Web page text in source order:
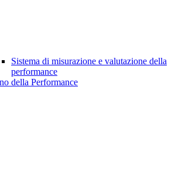
Sistema di misurazione e valutazione della
performance
della Performance